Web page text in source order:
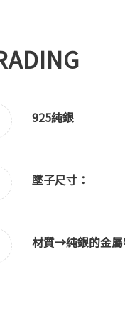
925純銀
墜子尺寸：
材質→純銀的金